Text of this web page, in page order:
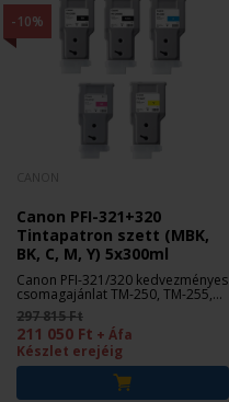
-10%
Canon PFI-321+320
Tintapatron szett (MBK,
BK, C, M, Y) 5x300ml
Canon PFI-321/320 kedvezményes
csomagajánlat TM-250, TM-255,
TM-350 és TM-355 nyomtatókhoz.
297 815 Ft
211 050 Ft + Áfa
Készlet erejéig